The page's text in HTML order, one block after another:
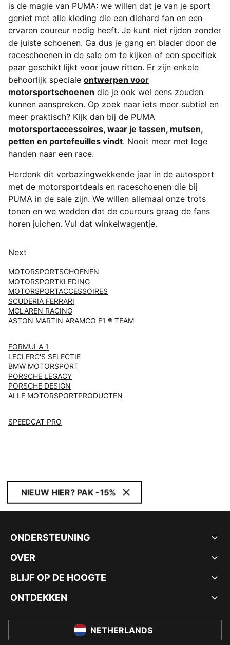
is de magie van PUMA: we willen dat je van je sport
geniet met alle kleding die een diehard fan en een
ervaren coureur nodig heeft. Je kunt niet rijden zonder
de juiste schoenen. Ga dus je gang en blader door de
raceschoenen in de sale om te kijken of een specifiek
paar geschikt lijkt voor jouw ritten. Er zijn enkele
behoorlijk speciale ontwerpen voor
motorsportschoenen die je ook wel eens zouden
kunnen aanspreken. Op zoek naar iets meer subtiel en
meer praktisch? Kijk dan bij de PUMA
motorsportaccessoires, waar je tassen, mutsen,
petten en portefeuilles vindt. Nooit meer met lege
handen naar een race.
Herdenk dit verbazingwekkende jaar in de autosport
met de motorsportdeals en raceschoenen die bij
PUMA in de sale zijn. We willen allemaal onze trots
tonen en we wedden dat de coureurs graag de fans
horen juichen. Vul dat winkelwagentje.
Next
MOTORSPORTSCHOENEN
MOTORSPORTKLEDING
MOTORSPORTACCESSOIRES
SCUDERIA FERRARI
MCLAREN RACING
ASTON MARTIN ARAMCO F1 ® TEAM
FORMULA 1
LECLERC'S SELECTIE
BMW MOTORSPORT
PORSCHE LEGACY
PORSCHE DESIGN
ALLE MOTORSPORTPRODUCTEN
SPEEDCAT PRO
NIEUW HIER? PAK -15%
ONDERSTEUNING
OVER
BLIJF OP DE HOOGTE
ONTDEKKEN
NETHERLANDS